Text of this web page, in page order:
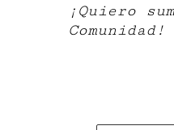
¡Quiero
Comunidad!